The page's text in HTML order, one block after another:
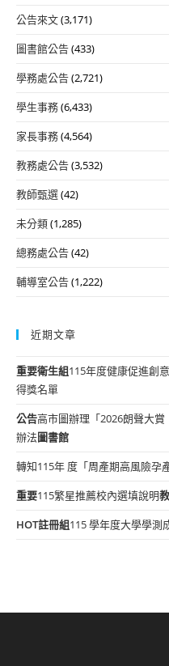
公告來文(3,171)
圖書館公告(433)
學務處公告(2,721)
學生事務(6,433)
家長事務(4,564)
教務處公告(3,532)
教師甄選(42)
未分類(1,285)
總務處公告(42)
輔導室公告(1,222)
近期文章
重要衛生組115年度健康促進創
得獎名單
公告高市圖辦理「2026朗聲大
辦法圖書館
轉知115年 度「周產期高風險孕
重要115繁星推薦校內選填說明
HOT註冊組115 學年度大學學測